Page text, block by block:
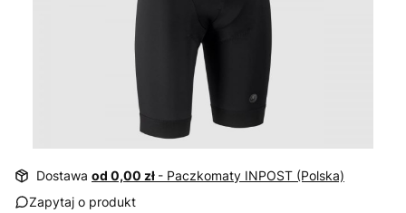
Dostawa od 0,00 zł - Paczkomaty INPOST (Polska)
Zapytaj o produkt